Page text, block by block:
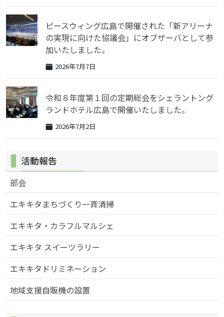
ピースウィング広島で開催された「新アリーナ
の実現に向けた協議会」にオブザーバとして参
加いたしました。
2026年7月7日
令和８年度第１回の定期総会をシェラントング
ランドホテル広島で開催いたしました。
2026年7月2日
活動報告
部会
エキキタまちづくり一斉清掃
エキキタ・カラフルマルシェ
エキキタ スイーツラリー
エキキタドリミネーション
地域支援自販機の設置